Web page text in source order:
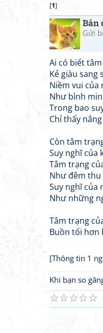
[1]
Bản
Gửi
Ai có biết
Kẻ giàu sang
Niềm vui
Như bình
Trong bao
Chỉ thấy
Còn tâm
Suy nghĩ của
Tâm trạng
Như đêm
Suy nghĩ của
Như những
Tâm trạng
Buồn tối hơn
[Thông tin 1
Khi bạn so
☆
☆
☆
☆
☆